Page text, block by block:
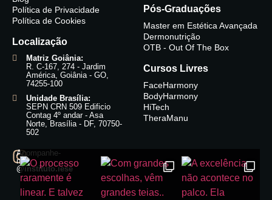
Política de Privacidade
Política de Cookies
Localização
Matriz Goiânia:
R. C-167, 274 - Jardim
América, Goiânia - GO,
74255-100
Unidade Brasília:
SEPN CRN 509 Edificio
Contag 4º andar - Asa
Norte, Brasília - DF, 70750-
502
Pós-Graduações
Master em Estética Avançada
Dermonutrição
OTB - Out Of The Box
Cursos Livres
FaceHarmony
BodyHarmony
HiTech
TheraManu
Acompanhe-
nos:
@instituto.iese